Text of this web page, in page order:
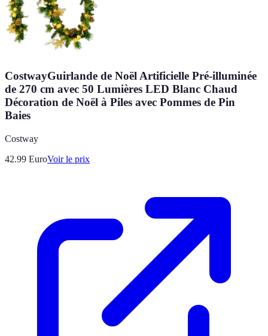
CostwayGuirlande de Noël Artificielle Pré-illuminée
de 270 cm avec 50 Lumières LED Blanc Chaud
Décoration de Noël à Piles avec Pommes de Pin
Baies
Costway
42.99 EuroVoir le prix